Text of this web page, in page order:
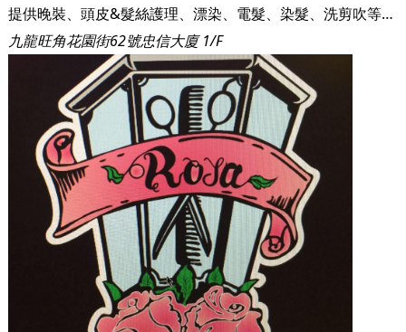
提供晚裝、頭皮&髮絲護理、漂染、電髮、染髮、洗剪吹等服務
九龍旺角花園街62號忠信大廈 1/F